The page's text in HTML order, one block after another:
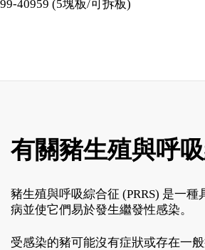
99-40959 (5塊板/可拆板)
有關豬生殖與呼
豬生殖與呼吸綜合征 (PRRS) 是一
病並使它們易於發生繼發性感染。
受感染的豬可能沒有症狀或存在一